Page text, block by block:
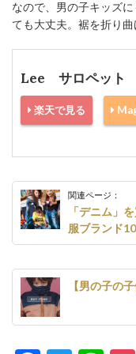
なので、男の子キッズ
ても大丈夫。裾を折り曲
Lee サロペット
楽天で見る
関連ページ：
「デニム」
服ブランド
【男の子の